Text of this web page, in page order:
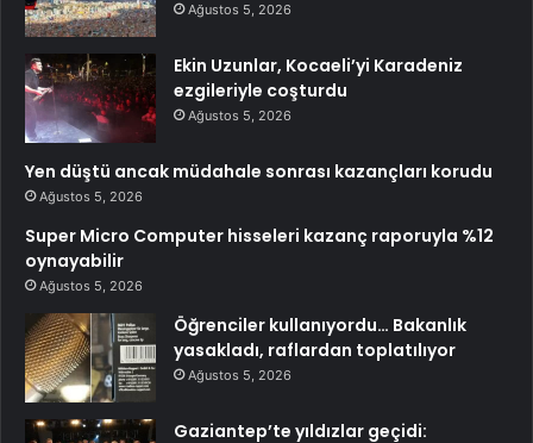
Ağustos 5, 2026
Ekin Uzunlar, Kocaeli’yi Karadeniz
ezgileriyle coşturdu
Ağustos 5, 2026
Yen düştü ancak müdahale sonrası kazançları korudu
Ağustos 5, 2026
Super Micro Computer hisseleri kazanç raporuyla %12
oynayabilir
Ağustos 5, 2026
Öğrenciler kullanıyordu… Bakanlık
yasakladı, raflardan toplatılıyor
Ağustos 5, 2026
Gaziantep’te yıldızlar geçidi: